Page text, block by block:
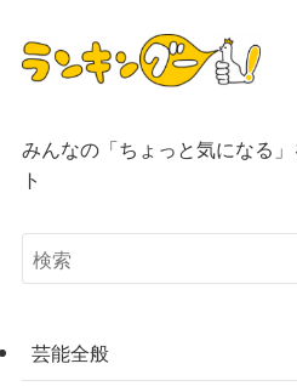
みんなの「ちょっと気になる
ト
芸能全般